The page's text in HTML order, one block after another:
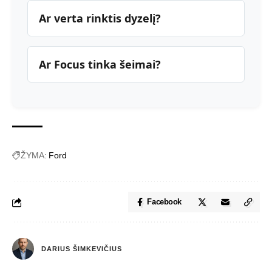
Ar verta rinktis dyzelį?
Ar Focus tinka šeimai?
ŽYMA: Ford
Facebook
DARIUS ŠIMKEVIČIUS